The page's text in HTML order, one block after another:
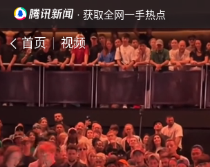
· 获取全网一手热点
首页 视频